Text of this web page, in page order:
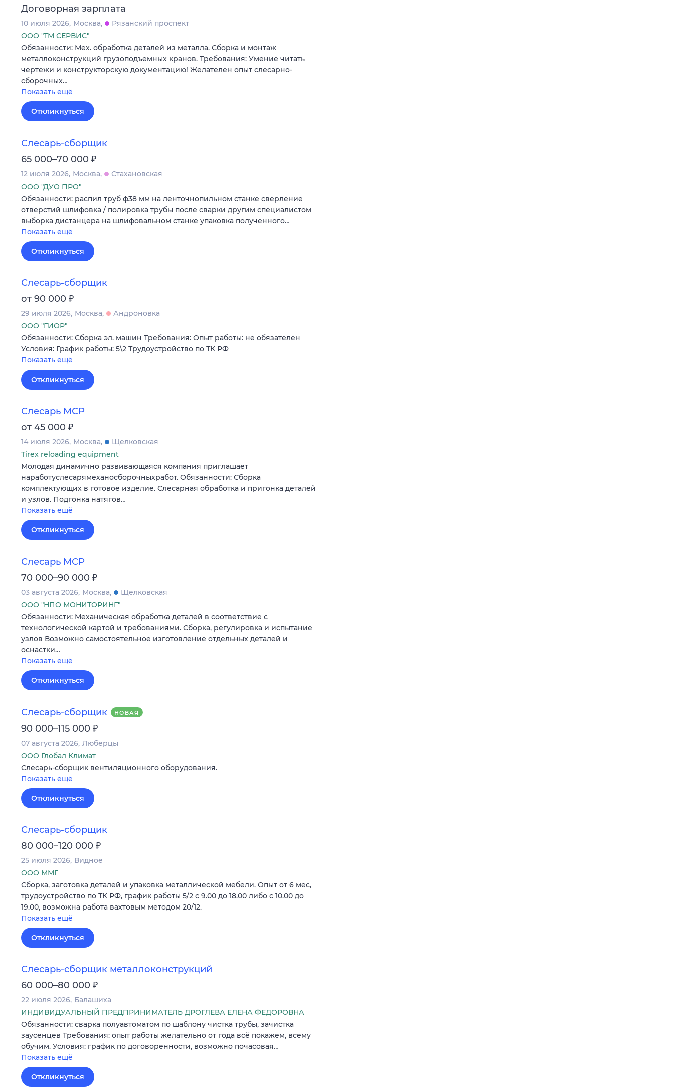
Договорная зарплата
10 июля 2026 Москва
Рязанский проспект
ООО "ТМ СЕРВИС"
Обязанности: Мех. обработка деталей из металла. Сборка и монтаж
металлоконструкций грузоподъемных кранов. Требования: Умение читать
чертежи и конструкторскую документацию! Желателен опыт слесарно-
сборочных…
Показать ещё
Откликнуться
Слесарь-сборщик
65 000–70 000 ₽
12 июля 2026 Москва
Стахановская
ООО "ДУО ПРО"
Обязанности: распил труб ф38 мм на ленточнопильном станке сверление
отверстий шлифовка / полировка трубы после сварки другим специалистом
выборка дистанцера на шлифовальном станке упаковка полученного…
Показать ещё
Откликнуться
Слесарь-сборщик
от 90 000 ₽
29 июля 2026 Москва
Андроновка
ООО "ГИОР"
Обязанности: Сборка эл. машин Требования: Опыт работы: не обязателен
Условия: График работы: 5\2 Трудоустройство по ТК РФ
Показать ещё
Откликнуться
Слесарь МСР
от 45 000 ₽
14 июля 2026 Москва
Щелковская
Tirex reloading equipment
Молодая динамично развивающаяся компания приглашает
наработуслесарямеханосборочныхработ. Обязанности: Сборка
комплектующих в готовое изделие. Слесарная обработка и пригонка деталей
и узлов. Подгонка натягов…
Показать ещё
Откликнуться
Слесарь МСР
70 000–90 000 ₽
03 августа 2026 Москва
Щелковская
ООО "НПО МОНИТОРИНГ"
Обязанности: Механическая обработка деталей в соответствие с
технологической картой и требованиями. Сборка, регулировка и испытание
узлов Возможно самостоятельное изготовление отдельных деталей и
оснастки…
Показать ещё
Откликнуться
Слесарь-сборщик НОВАЯ
90 000–115 000 ₽
07 августа 2026 Люберцы
ООО Глобал Климат
Слесарь-сборщик вентиляционного оборудования.
Показать ещё
Откликнуться
Слесарь-сборщик
80 000–120 000 ₽
25 июля 2026 Видное
ООО ММГ
Сборка, заготовка деталей и упаковка металлической мебели. Опыт от 6 мес,
трудоустройство по ТК РФ, график работы 5/2 с 9.00 до 18.00 либо с 10.00 до
19.00, возможна работа вахтовым методом 20/12.
Показать ещё
Откликнуться
Слесарь-сборщик металлоконструкций
60 000–80 000 ₽
22 июля 2026 Балашиха
ИНДИВИДУАЛЬНЫЙ ПРЕДПРИНИМАТЕЛЬ ДРОГЛЕВА ЕЛЕНА ФЕДОРОВНА
Обязанности: сварка полуавтоматом по шаблону чистка трубы, зачистка
заусенцев Требования: опыт работы желательно от года всё покажем, всему
обучим. Условия: график по договоренности, возможно почасовая…
Показать ещё
Откликнуться